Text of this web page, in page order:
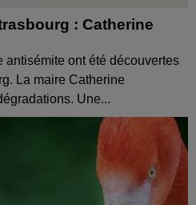
: Catherine
antisémite ont été découvertes
La maire Catherine
Une...